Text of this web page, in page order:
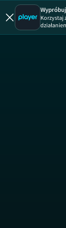
Korzystaj